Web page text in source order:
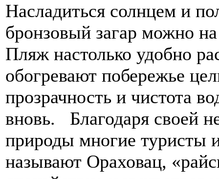
Насладиться солнцем и
бронзовый загар можно
Пляж настолько удобно
обогревают побережье
прозрачность и чистота
вновь. Благодаря своей
природы многие туристы
называют Ораховац,